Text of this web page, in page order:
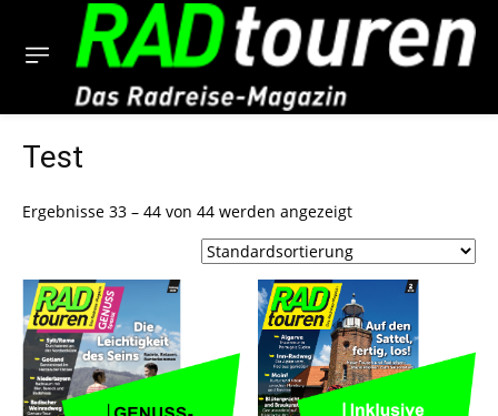
Test
Ergebnisse 33 – 44 von 44 werden angezeigt